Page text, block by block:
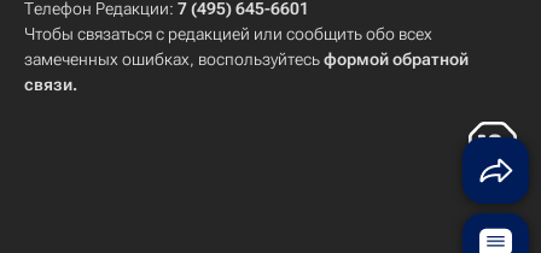
Телефон Редакции: 7 (495) 645-6601
Чтобы связаться с редакцией или сообщить обо всех
замеченных ошибках, воспользуйтесьформой обратной
связи.